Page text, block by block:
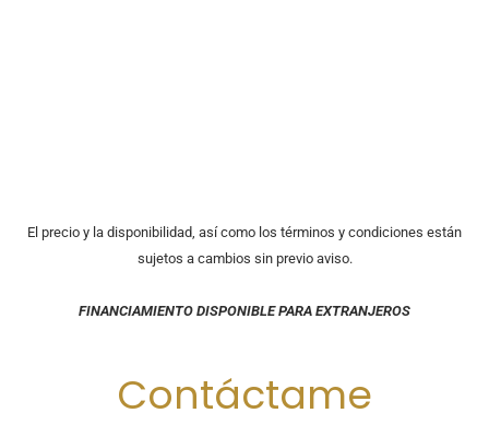
El precio y la disponibilidad, así como los términos y condiciones están
sujetos a cambios sin previo aviso.
FINANCIAMIENTO DISPONIBLE PARA EXTRANJEROS
Contáctame